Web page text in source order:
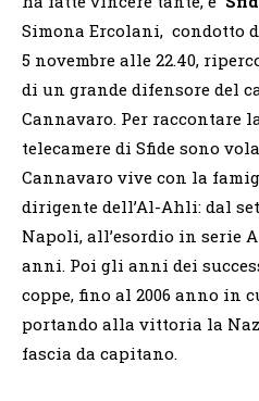
Simona Ercolani, condotto
5 novembre alle 22.40,
di un grande difensore del
Cannavaro. Per raccontare
telecamere di Sfide sono
Cannavaro vive con la
dirigente dell’Al-Ahli: dal
Napoli, all’esordio in serie
anni. Poi gli anni dei
coppe, fino al 2006 anno in
portando alla vittoria la
fascia da capitano.